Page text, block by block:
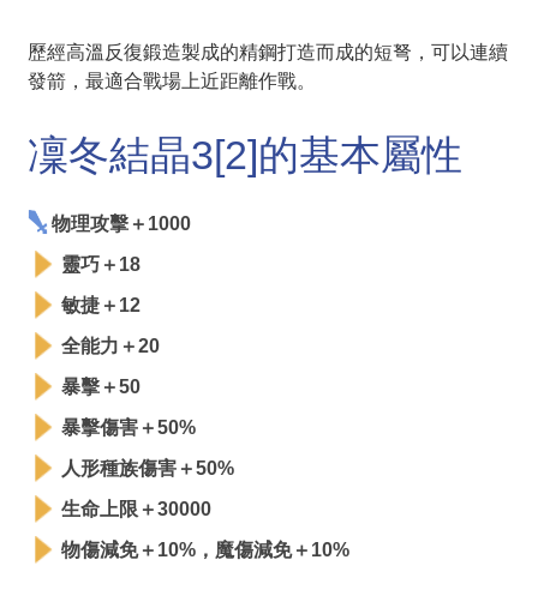
歷經高溫反復鍛造製成的精鋼打造而成的短弩，可以連續
發箭，最適合戰場上近距離作戰。
凜冬結晶3[2]的基本屬性
物理攻擊＋1000
靈巧＋18
敏捷＋12
全能力＋20
暴擊＋50
暴擊傷害＋50%
人形種族傷害＋50%
生命上限＋30000
物傷減免＋10%，魔傷減免＋10%